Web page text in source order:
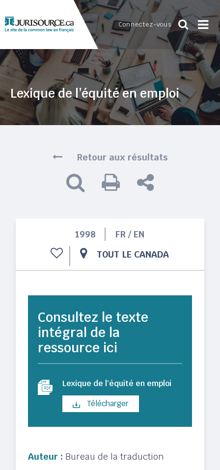
Connectez-vous
Lexique de l’équité en emploi
Retour aux résultats
1998
FR / EN
TOUT LE CANADA
Auteur : Bureau de la traduction
Consultez le texte
intégral de la
ressource ici
Lexique de l'équité en emploi
Télécharger